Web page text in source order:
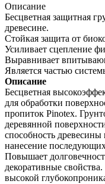
Описание
Бесцветная защитная
древесине.
Стойкая защита от
Усиливает сцепление
Выравнивает
Является частью
Описание
Бесцветная
для обработки
пропиток Pinotex.
деревянной
способность
нанесение
Повышает
декоративные
высокой